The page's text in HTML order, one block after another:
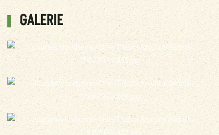
GALERIE
vergrößern
vergrößern
vergrößern